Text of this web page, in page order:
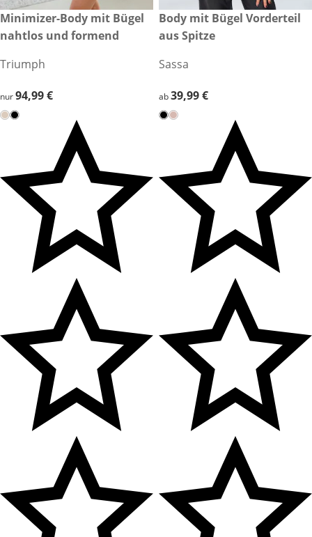
94,99 €
Minimizer-Body mit Bügel
nahtlos und formend
Triumph
94,99 €
nur94,99 €
39,99 €
Body mit Bügel Vorderteil
aus Spitze
Sassa
39,99 €
ab39,99 €